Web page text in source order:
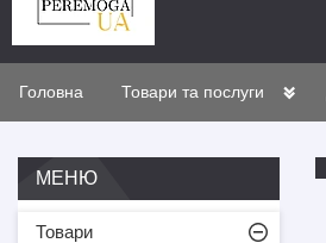
Головна Товари та послуги
Товари